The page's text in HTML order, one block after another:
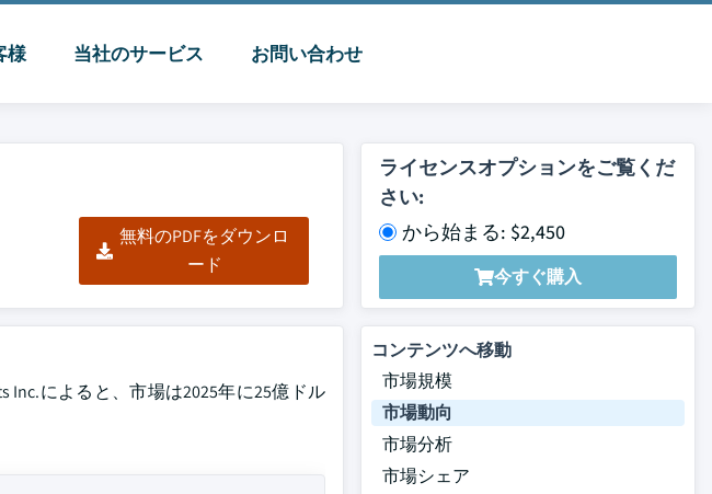
様 当社のサービス お問い合わせ
無料のPDFをダウンロ
ード
ライセンスオプションをご覧くだ
さい:
から始まる: $2,450
今すぐ購入
Inc.によると、市場は2025年に25億ドル
コンテンツへ移動
市場規模
市場動向
市場分析
市場シェア